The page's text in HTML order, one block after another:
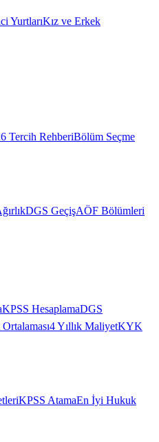
YurtlarıKız ve Erkek
Tercih RehberiBölüm Seçme
DGS GeçişAÖF Bölümleri
KPSS HesaplamaDGS
4 Yıllık MaliyetKYK
KPSS AtamaEn İyi Hukuk